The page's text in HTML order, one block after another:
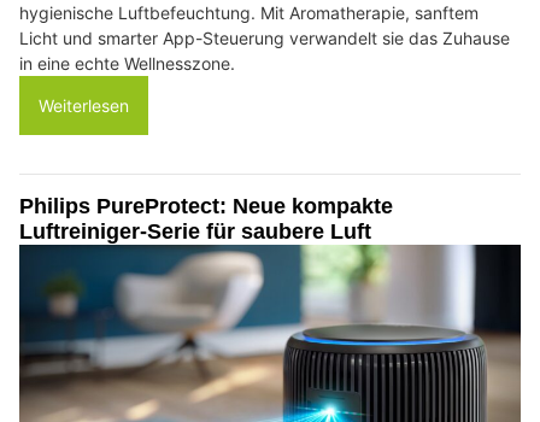
hygienische Luftbefeuchtung. Mit Aromatherapie, sanftem
Licht und smarter App-Steuerung verwandelt sie das Zuhause
in eine echte Wellnesszone.
Weiterlesen
Philips PureProtect: Neue kompakte
Luftreiniger-Serie für saubere Luft